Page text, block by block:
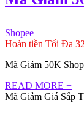
Shopee
Hoàn tiền Tối Đa
Mã Giảm 50K
READ MORE +
Mã Giảm Giá Sắp